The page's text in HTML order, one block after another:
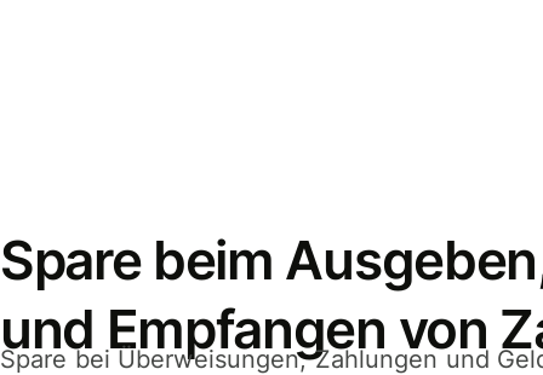
Spare beim
und Empfangen von
Spare bei Überweisungen, Zahlungen und